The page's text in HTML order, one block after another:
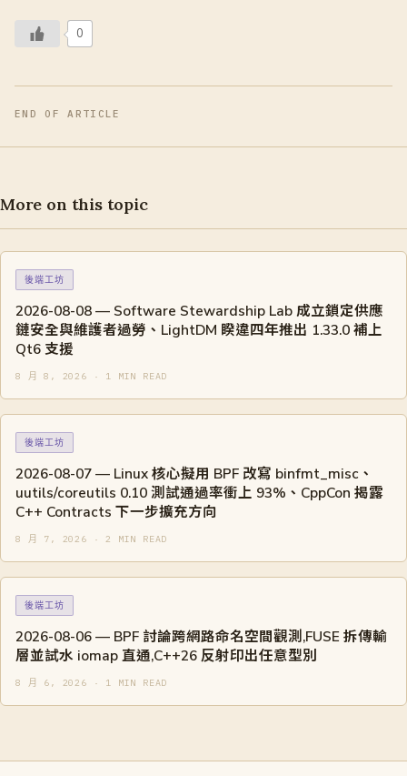
0
END OF ARTICLE
More on this topic
後端工坊
2026-08-08 — Software Stewardship Lab 成立鎖定供應
鏈安全與維護者過勞、LightDM 睽違四年推出 1.33.0 補上
Qt6 支援
8 月 8, 2026 · 1 MIN READ
後端工坊
2026-08-07 — Linux 核心擬用 BPF 改寫 binfmt_misc、
uutils/coreutils 0.10 測試通過率衝上 93%、CppCon 揭露
C++ Contracts 下一步擴充方向
8 月 7, 2026 · 2 MIN READ
後端工坊
2026-08-06 — BPF 討論跨網路命名空間觀測,FUSE 拆傳輸
層並試水 iomap 直通,C++26 反射印出任意型別
8 月 6, 2026 · 1 MIN READ